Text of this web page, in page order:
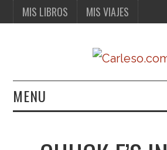
MIS LIBROS MIS VIAJES
MENU